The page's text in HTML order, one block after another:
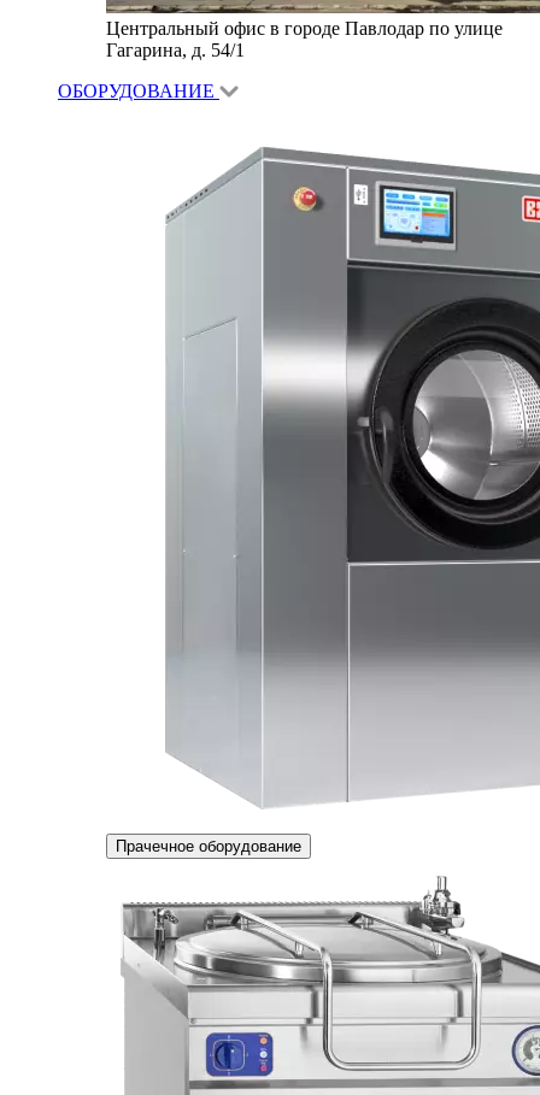
Центральный офис в городе Павлодар по улице
Гагарина, д. 54/1
ОБОРУДОВАНИЕ
Прачечное оборудование